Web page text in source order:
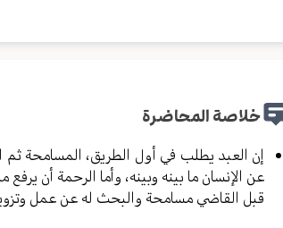
خلاصة المحاضرة
إن العبد يطلب في أول الطريق، المسامحة
عن الإنسان ما بينه وبينه، وأما الرحمة أن
قبل القاضي مسامحة والبحث له عن عمل